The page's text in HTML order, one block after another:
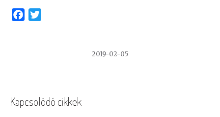
Facebook
2019-02-05
Kapcsolódó cikkek